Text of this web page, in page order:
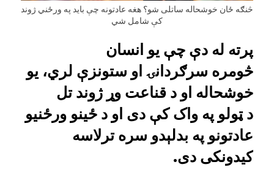
څنګه ځان خوشحاله ساتلی شو؟ هغه عادتونه چې باید په ورځني ژوند
کې شامل شي
پرته له دې چې یو انسان
څومره سرګردانۍاو ستونزې لري، یو
خوشحاله او د قناعت وړ ژوند تل
دټولو په واک کې دی او د ځینو ورځنيو
عادتونو په بدلېدو سرهترلاسه
کیدونکی دی.